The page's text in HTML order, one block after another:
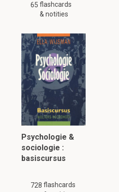
65 flashcards
& notities
Psychologie &
sociologie :
basiscursus
728 flashcards